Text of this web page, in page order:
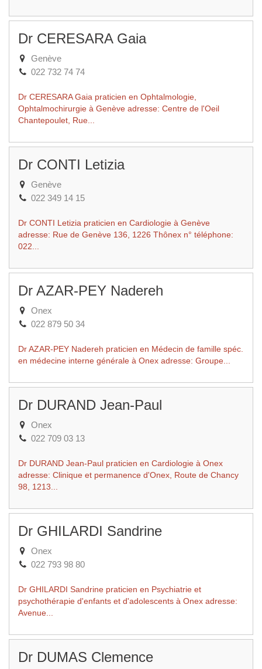
Dr CERESARA Gaia
Genève
022 732 74 74
Dr CERESARA Gaia praticien en Ophtalmologie,
Ophtalmochirurgie à Genève adresse: Centre de l'Oeil
Chantepoulet, Rue...
Dr CONTI Letizia
Genève
022 349 14 15
Dr CONTI Letizia praticien en Cardiologie à Genève
adresse: Rue de Genève 136, 1226 Thônex n° téléphone:
022...
Dr AZAR-PEY Nadereh
Onex
022 879 50 34
Dr AZAR-PEY Nadereh praticien en Médecin de famille spéc.
en médecine interne générale à Onex adresse: Groupe...
Dr DURAND Jean-Paul
Onex
022 709 03 13
Dr DURAND Jean-Paul praticien en Cardiologie à Onex
adresse: Clinique et permanence d'Onex, Route de Chancy
98, 1213...
Dr GHILARDI Sandrine
Onex
022 793 98 80
Dr GHILARDI Sandrine praticien en Psychiatrie et
psychothérapie d'enfants et d'adolescents à Onex adresse:
Avenue...
Dr DUMAS Clemence